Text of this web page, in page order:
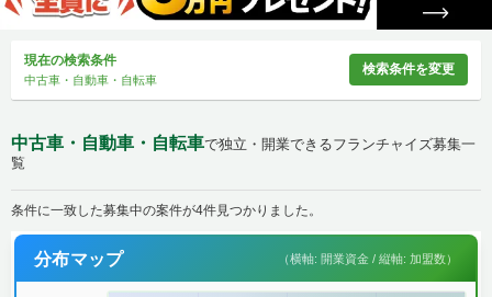
現在の検索条件
中古車・自動車・自転車
検索条件を変更
中古車・自動車・自転車で独立・開業できるフランチャイズ募集一
覧
条件に一致した募集中の案件が4件見つかりました。
分布マップ （横軸: 開業資金 / 縦軸: 加盟数）